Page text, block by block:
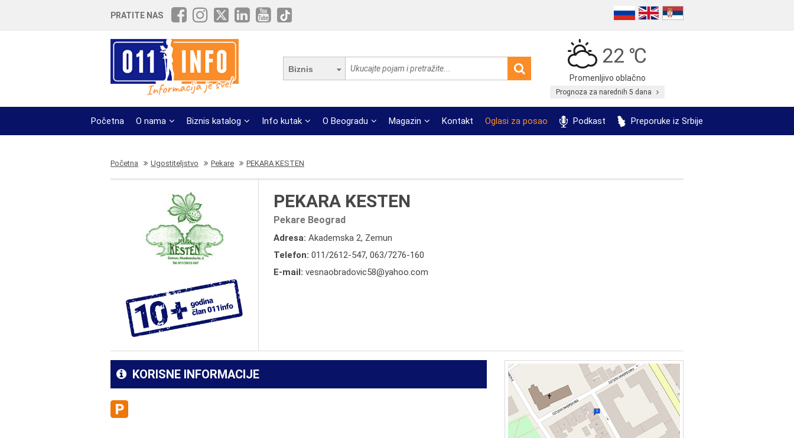
PRATITE NAS
Biznis
22 ℃
Promenljivo oblačno
Prognoza za narednih 5 dana
Početna O nama Biznis katalog Info kutak O Beogradu Magazin Kontakt Oglasi za posao Podkast Preporuke iz Srbije
Početna Ugostiteljstvo Pekare PEKARA KESTEN
PEKARA KESTEN
Pekare Beograd
Adresa: Akademska 2, Zemun
Telefon: 011/2612-547, 063/7276-160
E-mail: vesnaobradovic58@yahoo.com
KORISNE INFORMACIJE